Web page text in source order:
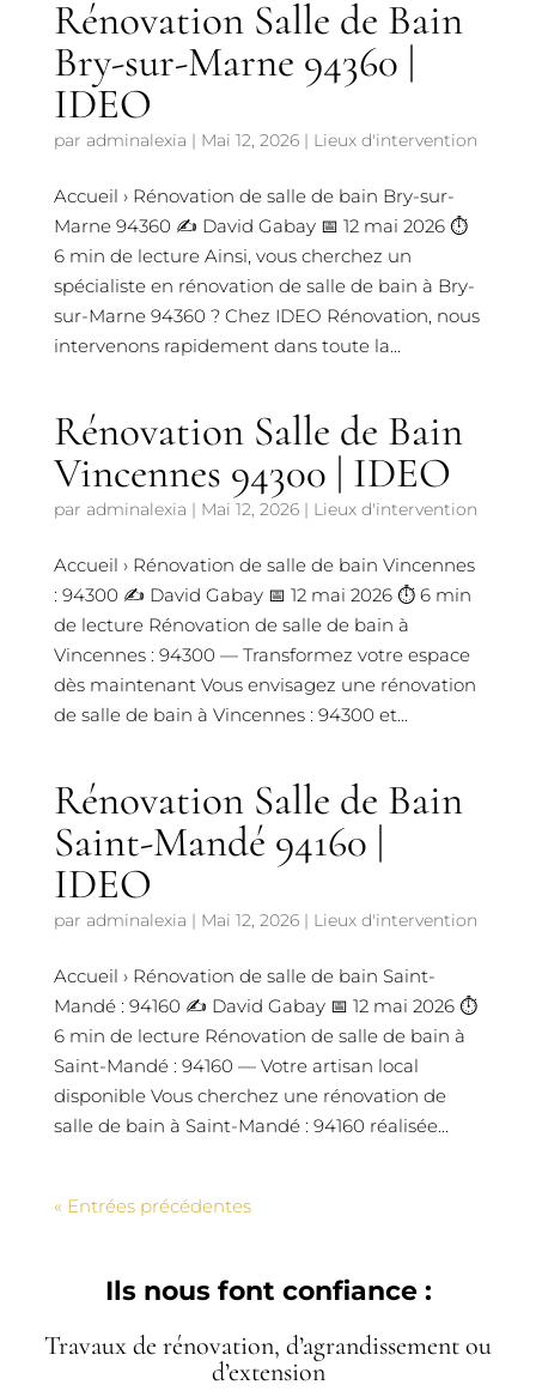
Rénovation Salle de Bain
Bry-sur-Marne 94360 |
IDEO
par adminalexia | Mai 12, 2026| Lieux d'intervention
Accueil › Rénovation de salle de bain Bry-sur-
Marne 94360 ✍️ David Gabay 📅 12 mai 2026 ⏱️
6 min de lecture Ainsi, vous cherchez un
spécialiste en rénovation de salle de bain à Bry-
sur-Marne 94360 ? Chez IDEO Rénovation, nous
intervenons rapidement dans toute la...
Rénovation Salle de Bain
Vincennes 94300 | IDEO
par adminalexia | Mai 12, 2026| Lieux d'intervention
Accueil › Rénovation de salle de bain Vincennes
: 94300 ✍️ David Gabay 📅 12 mai 2026 ⏱️ 6 min
de lecture Rénovation de salle de bain à
Vincennes : 94300 — Transformez votre espace
dès maintenant Vous envisagez une rénovation
de salle de bain à Vincennes : 94300 et...
Rénovation Salle de Bain
Saint-Mandé 94160 |
IDEO
par adminalexia | Mai 12, 2026| Lieux d'intervention
Accueil › Rénovation de salle de bain Saint-
Mandé : 94160 ✍️ David Gabay 📅 12 mai 2026 ⏱️
6 min de lecture Rénovation de salle de bain à
Saint-Mandé : 94160 — Votre artisan local
disponible Vous cherchez une rénovation de
salle de bain à Saint-Mandé : 94160 réalisée...
« Entrées précédentes
Ils nous font confiance :
Travaux de rénovation, d’agrandissement ou
d’extension